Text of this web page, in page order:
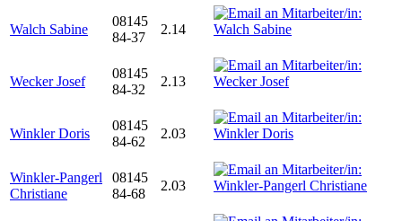
Walch Sabine
08145
84-37
2.14
Wecker Josef
08145
84-32
2.13
Winkler Doris
08145
84-62
2.03
Winkler-Pangerl
Christiane
08145
84-68
2.03